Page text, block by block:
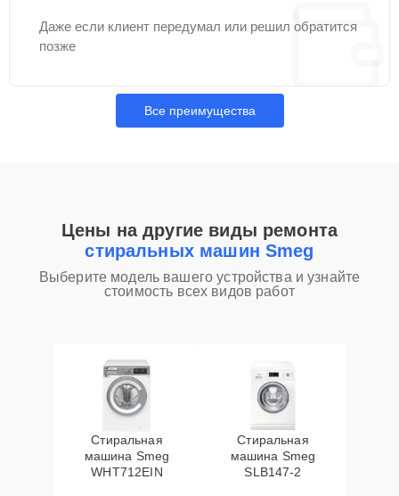
Даже если клиент передумал или решил обратится
позже
Все преимущества
Цены на другие виды ремонта
стиральных машин Smeg
Выберите модель вашего устройства и узнайте
стоимость всех видов работ
Стиральная
машина Smeg
WHT712EIN
Стиральная
машина Smeg
SLB147-2